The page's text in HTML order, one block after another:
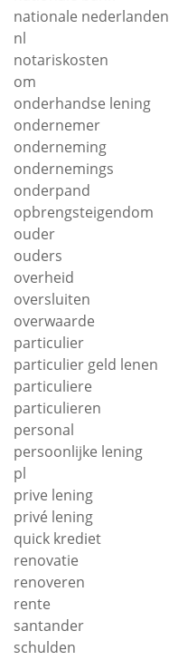
nationale nederlanden
nl
notariskosten
om
onderhandse lening
ondernemer
onderneming
ondernemings
onderpand
opbrengsteigendom
ouder
ouders
overheid
oversluiten
overwaarde
particulier
particulier geld lenen
particuliere
particulieren
personal
persoonlijke lening
pl
prive lening
privé lening
quick krediet
renovatie
renoveren
rente
santander
schulden